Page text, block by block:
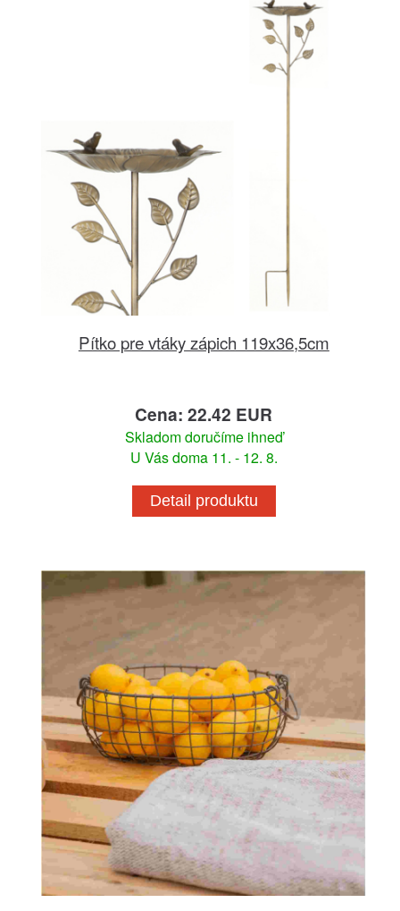
Pítko pre vtáky zápich 119x36,5cm
Cena: 22.42 EUR
Skladom doručíme ihneď
U Vás doma 11. - 12. 8.
Detail produktu